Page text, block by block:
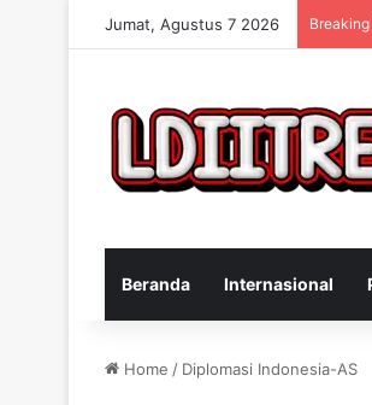
Jumat, Agustus 7 2026
Beranda Internasional
Home / Diplomasi Indonesia-AS